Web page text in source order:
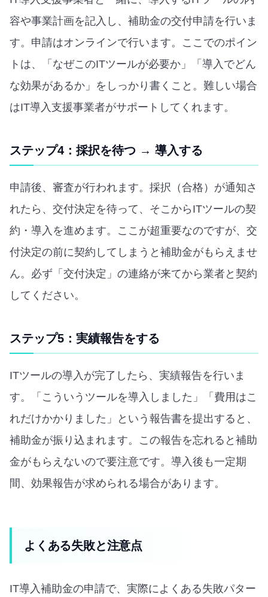
容や事業計画を記入し、補助金の交付申請を行いま
す。申請はオンラインで行います。ここでのポイン
トは、「なぜこのITツールが必要か」「導入でどん
な効果があるか」をしっかり書くこと。難しい場合
はIT導入支援事業者がサポートしてくれます。
ステップ4：採択を待つ → 導入する
申請後、審査が行われます。採択（合格）が通知さ
れたら、交付決定を待って、そこからITツールの契
約・導入を進めます。ここが超重要なのですが、交
付決定の前に契約してしまうと補助金がもらえませ
ん。必ず「交付決定」の連絡が来てから業者と契約
してください。
ステップ5：実績報告をする
ITツールの導入が完了したら、実績報告を行いま
す。「こういうツールを導入しました」「費用はこ
れだけかかりました」という報告書を提出すると、
補助金が振り込まれます。この報告を忘れると補助
金がもらえないので要注意です。導入後も一定期
間、効果報告が求められる場合があります。
よくある失敗と注意点
IT導入補助金の申請で、実際によくある失敗パター